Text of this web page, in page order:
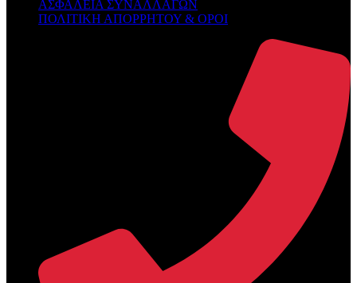
ΑΣΦΑΛΕΙΑ ΣΥΝΑΛΛΑΓΩΝ
ΠΟΛΙΤΙΚΗ ΑΠΟΡΡΗΤΟΥ & ΟΡΟΙ